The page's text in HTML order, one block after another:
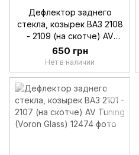
Дефлектор заднего
стекла, козырек ВАЗ 2108
- 2109 (на скотче) AV
Tuning (Voron Glass)
650 грн
Нет в наличии